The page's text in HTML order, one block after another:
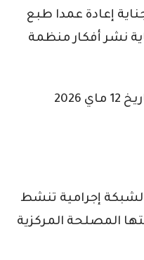
إعادة عمدا طبع
نشر أفكار منظمة
حيث تقرر محاكمة المتهم خلال الدورة الجنائية الجارية بتاريخ 12 ماي 2026
إجرامية تنشط
المصلحة المركزية